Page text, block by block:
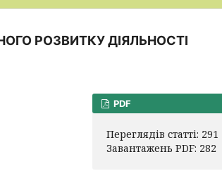
РОЗВИТКУ ДІЯЛЬНОСТІ
PDF
Переглядів статті: 291
Завантажень PDF: 282